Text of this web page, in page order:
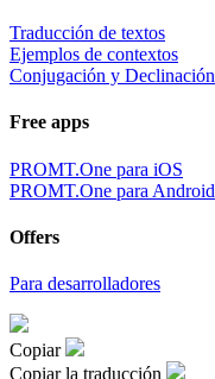
Traducción de textos
Ejemplos de contextos
Conjugación y Declinación
Free apps
PROMT.One para iOS
PROMT.One para Android
Offers
Para desarrolladores
Copiar
Copiar la traducción